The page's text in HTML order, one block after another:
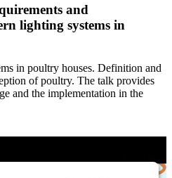
and
lighting systems in
in poultry houses. Definition and
of poultry. The talk provides
and the implementation in the